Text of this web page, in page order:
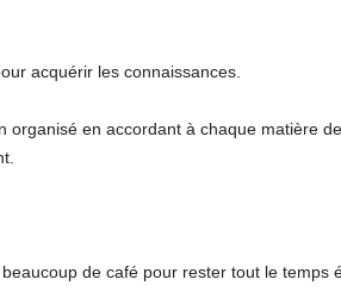
acquérir les connaissances.
organisé en accordant à chaque matière
de café pour rester tout le temps